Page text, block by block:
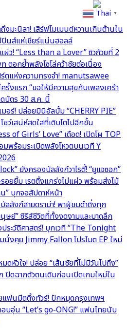
งมะนิลา! เสิร์ฟโมเมนต์หวานเกินต้านใน
นส์แห่เชียร์แน่นฮอลล์
ผ่ว! “Less than a Lover” ซิวถ้วยที่ 2
ตอกย้ำพลังโซโล่คว้าชัยต่อเนื่อง
ตแห่งความทรงจำ! manutsawee
งแรก “ขอให้มีความสุขกับเพลงเศร้า
บัตร 30 ส.ค. นี้
อร์! ปล่อยมินิอัลบั้ม “CHERRY PIE”
ว์เสน่ห์สดใสที่เติบโตไปอีกขั้น
of Girls’ Love” เดือด! เปิดโผ TOP
พร้อมระเบิดพลังโหวตบนเวที Y
ยังครองบัลลังก์วาไรตี้! “ยูแจซอก”
อยยิ้ม เรตติ้งแกร่งไม่แผ่ว พร้อมส่งไม้
” บุกจอสัปดาห์หน้า
ลลังก์สายดราม่า! พาผู้ชมดำดิ่งทุก
ย์” ซีรีส์ชีวิตที่ทั้งงดงามและบาดลึก
ประวัติศาสตร์! บุกเวที “The Tonight
งคุย Jimmy Fallon โปรโมต EP ใหม่
ดหัวใจ! ปล่อย “เส้นชัยที่ไม่มีวันไปถึง”
ดฉากตัวตนเดิมก่อนเปิดเกมใหม่ใน
แฟนมีตติ้งทัวร์! ปักหมุดกรุงเทพฯ
บอุ่น “Let’s go-ONG!” แฟนไทยนับ
Thai ▼